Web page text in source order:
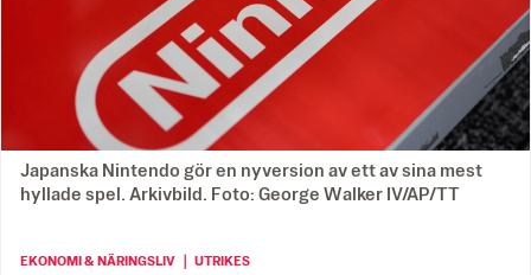
Japanska Nintendo gör en nyversion av ett av sina mest
hyllade spel. Arkivbild. Foto: George Walker IV/AP/TT
EKONOMI & NÄRINGSLIV ｜ UTRIKES